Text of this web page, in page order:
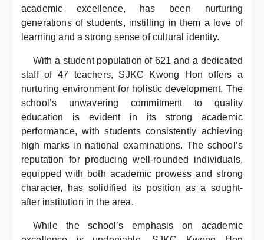
academic excellence, has been nurturing
generations of students, instilling in them a love of
learning and a strong sense of cultural identity.
With a student population of 621 and a dedicated
staff of 47 teachers, SJKC Kwong Hon offers a
nurturing environment for holistic development. The
school’s unwavering commitment to quality
education is evident in its strong academic
performance, with students consistently achieving
high marks in national examinations. The school’s
reputation for producing well-rounded individuals,
equipped with both academic prowess and strong
character, has solidified its position as a sought-
after institution in the area.
While the school’s emphasis on academic